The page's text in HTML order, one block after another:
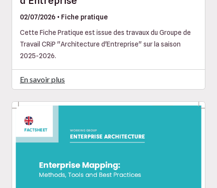
02/07/2026 • Fiche pratique
Cette Fiche Pratique est issue des travaux du Groupe de
Travail CRiP "Architecture d'Entreprise" sur la saison
2025-2026.
En savoir plus